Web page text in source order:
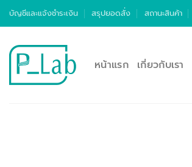
ข้าม
เนื้อหา
บัญชีและแจ้งชำระเงิน สรุปยอดสั่ง สถานะสินค้า
หน้าแรก เกี่ยวกับเรา